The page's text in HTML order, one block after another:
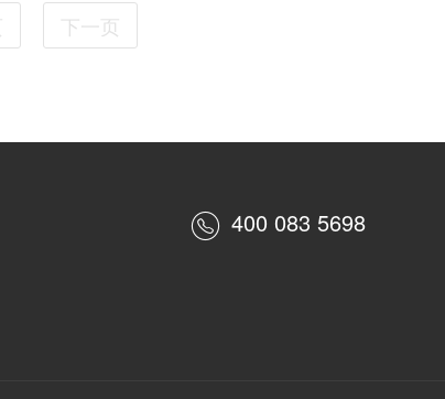
下一页
400 083 5698